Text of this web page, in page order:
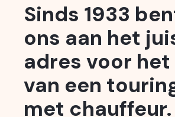
Sinds 1933
ons aan het
adres voor het
van een
met chauffeur.